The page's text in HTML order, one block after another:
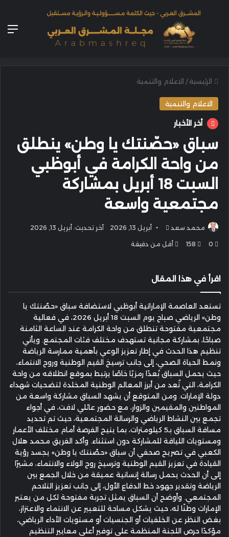
الرئيسية / الاعلام والتنمية
الاعلام والتنمية
أخر الأخبار
سباق «حصّنتك يا وطن» ينطلق
من واحة الكرامة في أبوظبي
السبت 18 أبريل بمشاركة
مجتمعية واسعة
محمد سعد
أرسل
بريدا
أبريل 13, 2026 آخر تحديث: أبريل 13, 2026
0
158 أقل من دقيقة
اقرأ في هذا المقال
تستعد العاصمة الإماراتية أبوظبي لاستضافة سباق «حصّنتك يا
وطن» الرياضي صباح يوم السبت 18 أبريل 2026، في فعالية
مجتمعية مفتوحة تنطلق من واحة الكرامة عند الساعة الثامنة
صباحًا، بمشاركة مجانية تستهدف مختلف فئات المجتمع. ويأتي
تنظيم هذا الحدث في إطار تعزيز الوعي بأهمية ممارسة الرياضة
ونمط الحياة الصحي، إلى جانب ترسيخ القيم الوطنية وروح الانتماء،
حيث يحمل السباق بُعدًا رمزيًا خاصًا يرتبط بموقع انطلاقه من واحة
الكرامة، التي تُعد من أبرز المعالم الوطنية المخلدة لتضحيات شهداء
دولة الإمارات. ومن المتوقع أن يشهد السباق مشاركة واسعة من
المواطنين والمقيمين والزوار، مع حضور عائلي لافت، في أجواء
تجمع بين النشاط الرياضي والرسالة المجتمعية، حيث تم تحديد
مسافة السباق بـ5 كيلومترات، بما يتيح الفرصة أمام مختلف الأعمار
ومستويات اللياقة للمشاركة دون استثناء. وأكد الفريق محمد هلال
الكعبي في تصريح صحفي أن سباق «حصّنتك يا وطن» يجسد رؤية
القيادة في تعزيز القيم الوطنية وترسيخ روح الولاء والانتماء، مشيرًا
إلى أن الحدث يحمل رسالة إنسانية عميقة من خلال الجمع بين
الرياضة وتقدير جهود خط الدفاع الأول، إلى جانب تعزيز التلاحم
المجتمعي. وأوضح أن السباق يمثل تجربة مفتوحة لكل من يعتبر
الإمارات وطنًا له، حيث يشكل مساحة للتعبير عن الانتماء والاعتزاز،
بغض النظر عن الخلفيات أو الجنسيات أو مستويات الأداء الرياضي،
مؤكدًا حرص اللجنة المنظمة على توفير أعلى معايير التنظيم